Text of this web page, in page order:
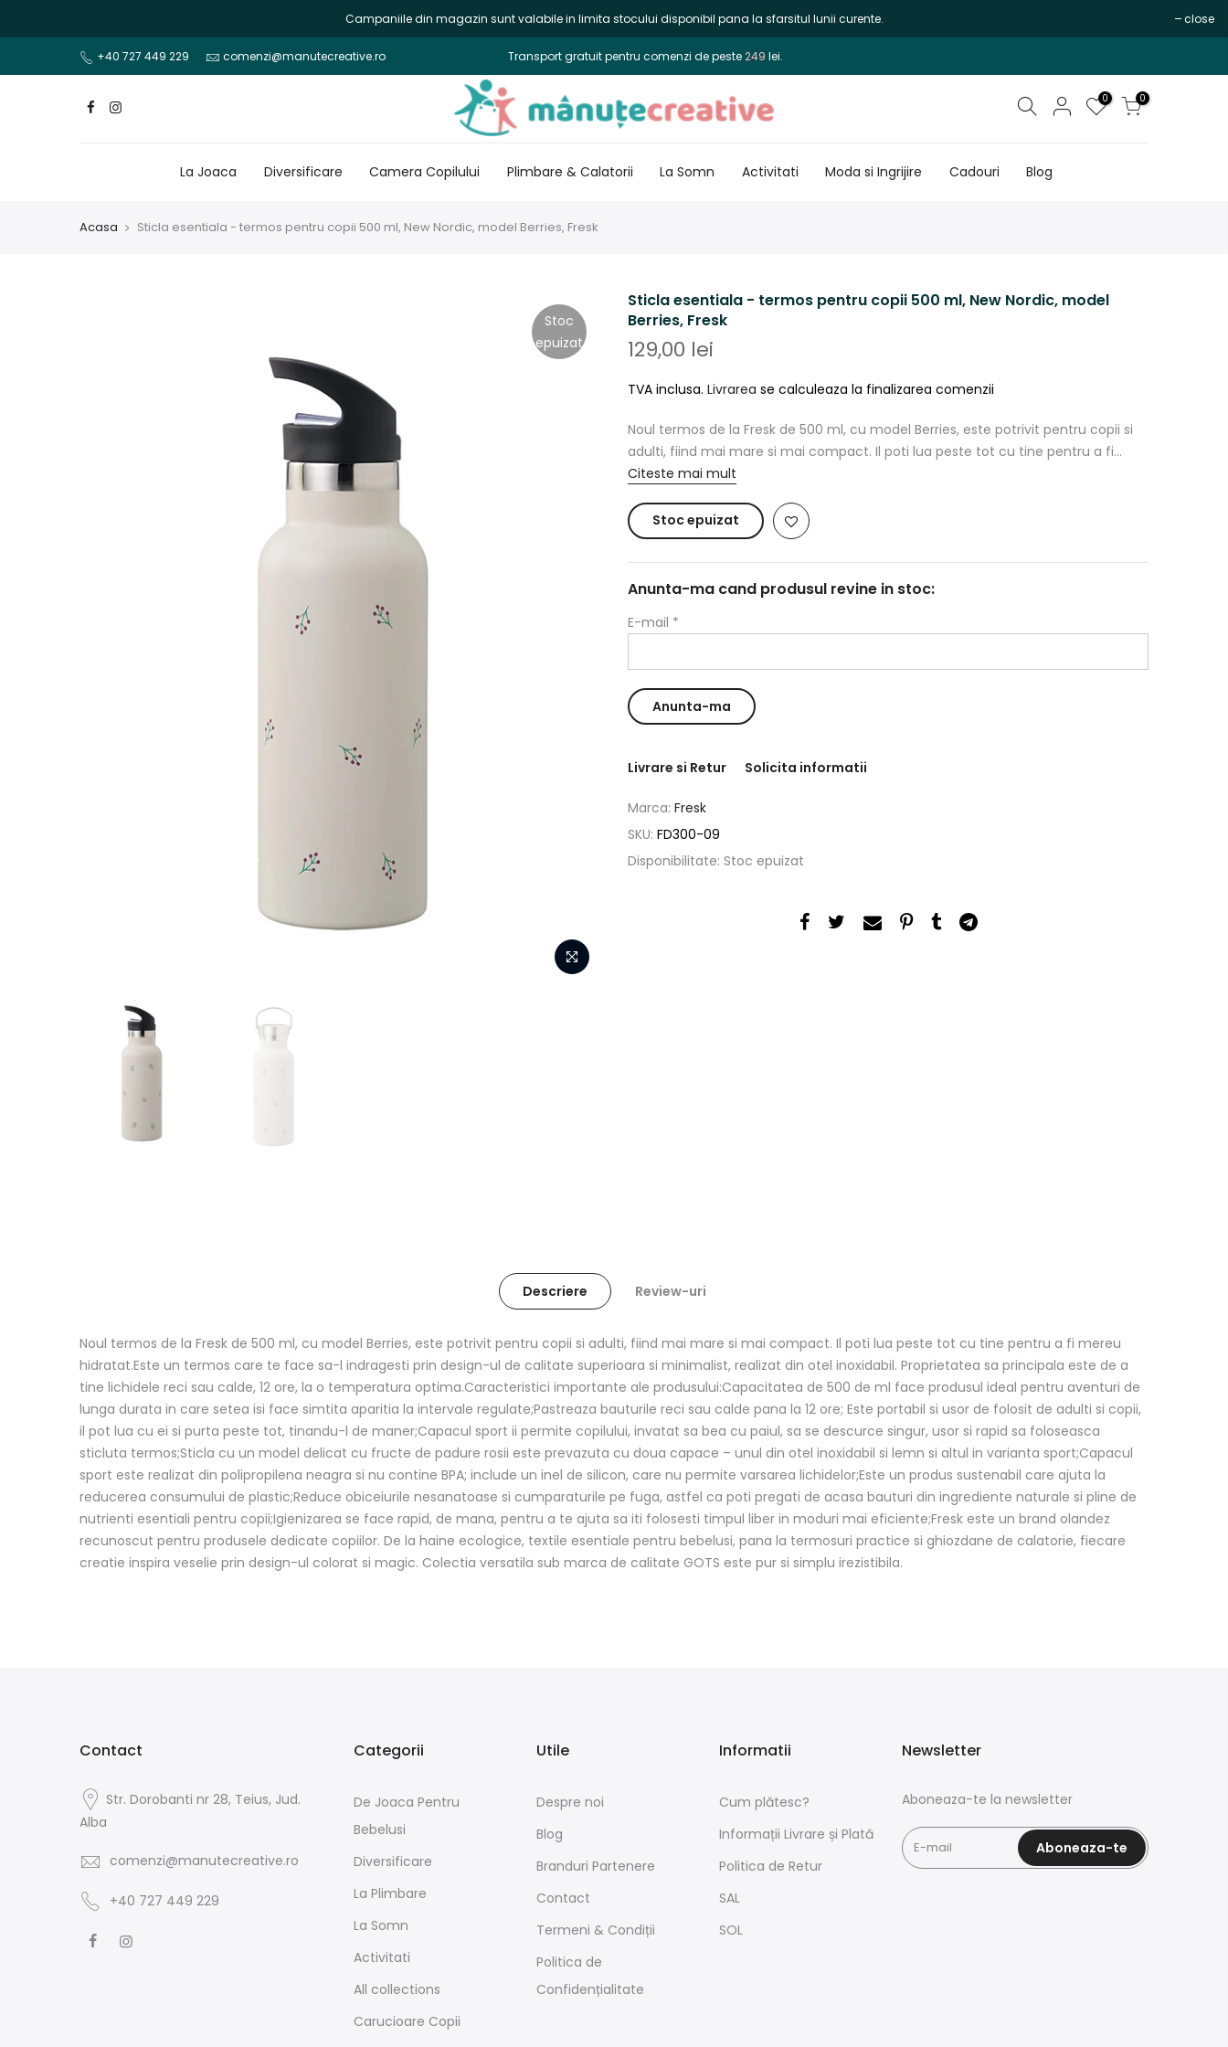
Campaniile din magazin sunt valabile in limita stocului disponibil pana la sfarsitul lunii curente. close
+40 727 449 229 comenzi@manutecreative.ro Transport gratuit pentru comenzi de peste249 lei.
0 0
La Joaca Diversificare Camera Copilului Plimbare & Calatorii La Somn Activitati Moda si Ingrijire Cadouri Blog
Acasa Sticla esentiala - termos pentru copii 500 ml, New Nordic, model Berries, Fresk
Stoc
epuizat
Sticla esentiala - termos pentru copii 500 ml, New Nordic, model
Berries, Fresk
129,00 lei
TVA inclusa. Livrarea se calculeaza la finalizarea comenzii
Noul termos de la Fresk de 500 ml, cu model Berries, este potrivit pentru copii si
adulti, fiind mai mare si mai compact. Il poti lua peste tot cu tine pentru a fi...
Citeste mai mult
Stoc epuizat
Anunta-ma cand produsul revine in stoc:
E-mail *
Livrare si Retur Solicita informatii
Marca: Fresk
SKU: FD300-09
Disponibilitate: Stoc epuizat
Descriere Review-uri
Noul termos de la Fresk de 500 ml, cu model Berries, este potrivit pentru copii si adulti, fiind mai mare si mai compact. Il poti lua peste tot cu tine pentru a fi mereu
hidratat.Este un termos care te face sa-l indragesti prin design-ul de calitate superioara si minimalist, realizat din otel inoxidabil. Proprietatea sa principala este de a
tine lichidele reci sau calde, 12 ore, la o temperatura optima.Caracteristici importante ale produsului:Capacitatea de 500 de ml face produsul ideal pentru aventuri de
lunga durata in care setea isi face simtita aparitia la intervale regulate;Pastreaza bauturile reci sau calde pana la 12 ore; Este portabil si usor de folosit de adulti si copii,
il pot lua cu ei si purta peste tot, tinandu-l de maner;Capacul sport ii permite copilului, invatat sa bea cu paiul, sa se descurce singur, usor si rapid sa foloseasca
sticluta termos;Sticla cu un model delicat cu fructe de padure rosii este prevazuta cu doua capace – unul din otel inoxidabil si lemn si altul in varianta sport;Capacul
sport este realizat din polipropilena neagra si nu contine BPA; include un inel de silicon, care nu permite varsarea lichidelor;Este un produs sustenabil care ajuta la
reducerea consumului de plastic;Reduce obiceiurile nesanatoase si cumparaturile pe fuga, astfel ca poti pregati de acasa bauturi din ingrediente naturale si pline de
nutrienti esentiali pentru copii;Igienizarea se face rapid, de mana, pentru a te ajuta sa iti folosesti timpul liber in moduri mai eficiente;Fresk este un brand olandez
recunoscut pentru produsele dedicate copiilor. De la haine ecologice, textile esentiale pentru bebelusi, pana la termosuri practice si ghiozdane de calatorie, fiecare
creatie inspira veselie prin design-ul colorat si magic. Colectia versatila sub marca de calitate GOTS este pur si simplu irezistibila.
Contact
Str. Dorobanti nr 28, Teius, Jud.
Alba
comenzi@manutecreative.ro
+40 727 449 229
Categorii
De Joaca Pentru
Bebelusi
Diversificare
La Plimbare
La Somn
Activitati
All collections
Carucioare Copii
Utile
Despre noi
Blog
Branduri Partenere
Contact
Termeni & Condiții
Politica de
Confidențialitate
Informatii
Cum plătesc?
Informații Livrare și Plată
Politica de Retur
SAL
SOL
Newsletter
Aboneaza-te la newsletter
Aboneaza-te